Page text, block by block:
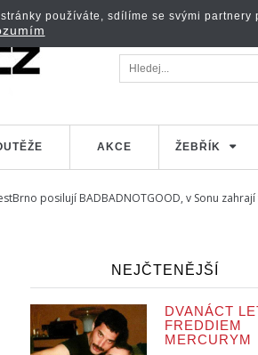
AKCE ŽEBŘÍK
posilují BADBADNOTGOOD, v Sonu zahrají
NEJČTENĚJŠÍ
DVANÁCT
FREDDIEM
MERCURYM
používáte, sdílíme se svými